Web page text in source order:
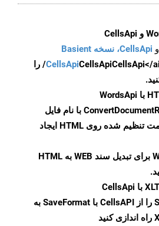
و CellsApi، نسخه Basient
CellsApiCellsApi
CellsApi</aient/Client/ را
با نام فایل
محلی و فرمت تنظیم شده روی HTML ایجاد
از WordsApi برای تبدیل سند WEB به HTML
را از CellsAPI با SaveFormat به